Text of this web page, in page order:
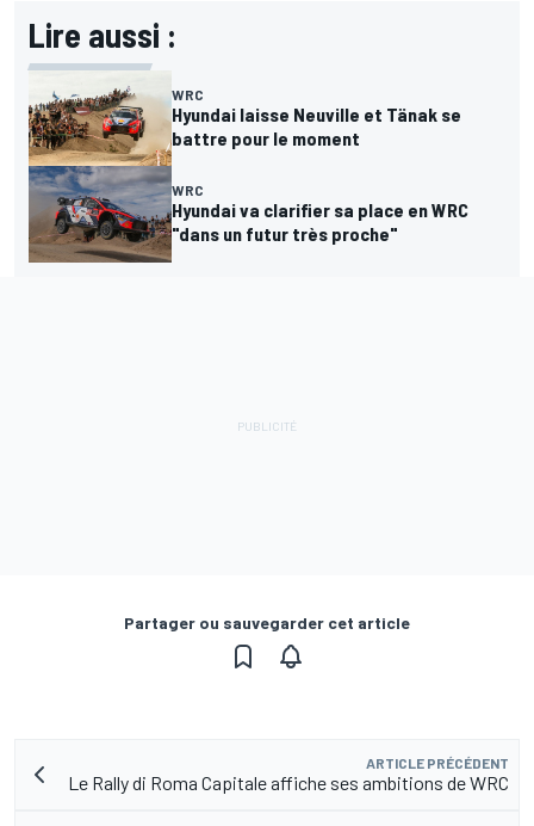
Lire aussi :
WRC
Hyundai laisse Neuville et Tänak se
battre pour le moment
WRC
Hyundai va clarifier sa place en WRC
"dans un futur très proche"
Partager ou sauvegarder cet article
ARTICLE PRÉCÉDENT
Le Rally di Roma Capitale affiche ses ambitions de WRC